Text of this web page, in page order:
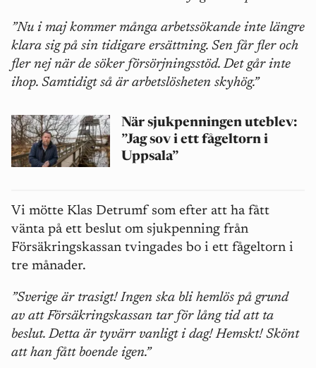
”Nu i maj kommer många arbetssökande inte längre
klara sig på sin tidigare ersättning. Sen får fler och
fler nej när de söker försörjningsstöd. Det går inte
ihop. Samtidigt så är arbetslösheten skyhög.”
När sjukpenningen uteblev:
”Jag sov i ett fågeltorn i
Uppsala”
Vi mötte Klas Detrumf som efter att ha fått
vänta på ett beslut om sjukpenning från
Försäkringskassan tvingades bo i ett fågeltorn i
tre månader.
”Sverige är trasigt! Ingen ska bli hemlös på grund
av att Försäkringskassan tar för lång tid att ta
beslut. Detta är tyvärr vanligt i dag! Hemskt! Skönt
att han fått boende igen.”